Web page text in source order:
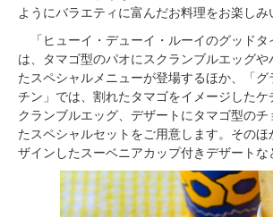
ようにバラエティに富んだお料理をお楽しみ
「ヒューイ・デューイ・ルーイのグッドタ
は、タマゴ型のパオにスクランブルエッグ
たスペシャルメニューが登場するほか、「
チン」では、割れたタマゴをイメージしたケ
クランブルエッグ、デザートにタマゴ型の
たスペシャルセットをご用意します。そのほ
ザインしたスーベニアカップ付きデザートな